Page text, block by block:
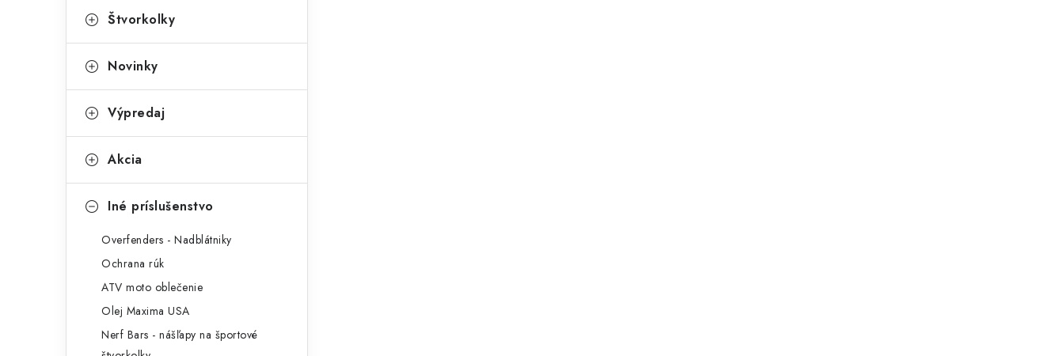
Štvorkolky
Novinky
Výpredaj
Akcia
Iné príslušenstvo
Overfenders - Nadblátniky
Ochrana rúk
ATV moto oblečenie
Olej Maxima USA
Nerf Bars - nášľapy na športové